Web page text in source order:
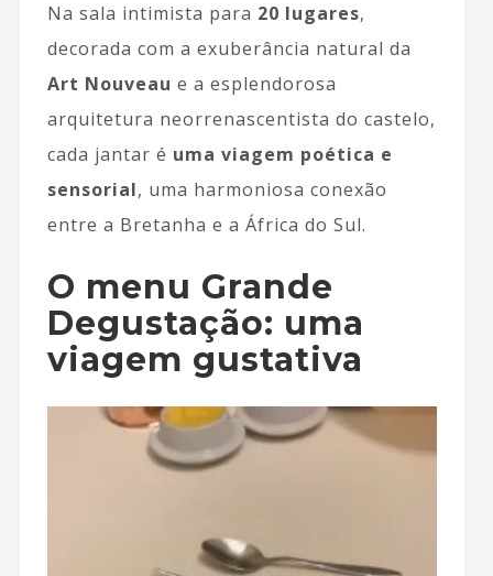
Na sala intimista para 20 lugares,
decorada com a exuberância natural da
Art Nouveau e a esplendorosa
arquitetura neorrenascentista do castelo,
cada jantar é uma viagem poética e
sensorial, uma harmoniosa conexão
entre a Bretanha e a África do Sul.
O menu Grande
Degustação: uma
viagem gustativa